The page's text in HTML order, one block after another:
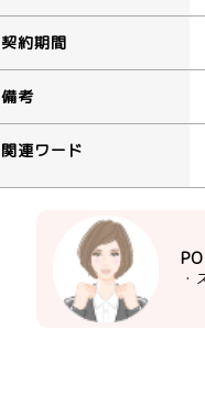
契約期間
備考
関連ワード
・